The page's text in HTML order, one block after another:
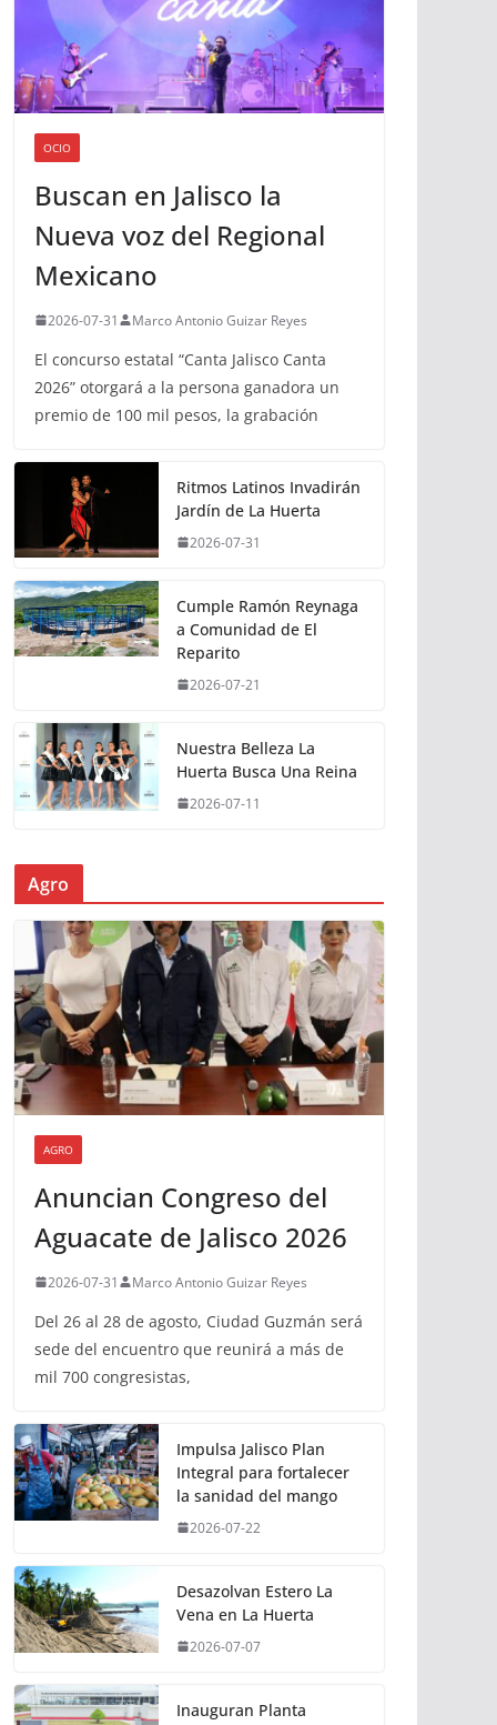
OCIO
Buscan en Jalisco la
Nueva voz del Regional
Mexicano
2026-07-31 Marco Antonio Guizar Reyes
El concurso estatal “Canta Jalisco Canta
2026” otorgará a la persona ganadora un
premio de 100 mil pesos, la grabación
Ritmos Latinos Invadirán
Jardín de La Huerta
2026-07-31
Cumple Ramón Reynaga
a Comunidad de El
Reparito
2026-07-21
Nuestra Belleza La
Huerta Busca Una Reina
2026-07-11
Agro
AGRO
Anuncian Congreso del
Aguacate de Jalisco 2026
2026-07-31 Marco Antonio Guizar Reyes
Del 26 al 28 de agosto, Ciudad Guzmán será
sede del encuentro que reunirá a más de
mil 700 congresistas,
Impulsa Jalisco Plan
Integral para fortalecer
la sanidad del mango
2026-07-22
Desazolvan Estero La
Vena en La Huerta
2026-07-07
Inauguran Planta